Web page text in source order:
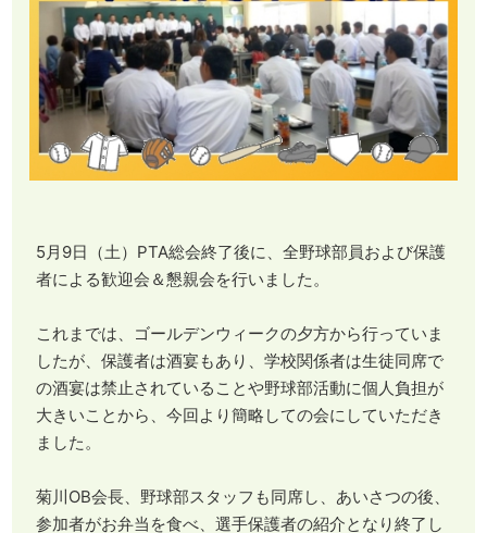
5月9日（土）PTA総会終了後に、全野球部員および保護
者による歓迎会＆懇親会を行いました。
これまでは、ゴールデンウィークの夕方から行っていま
したが、保護者は酒宴もあり、学校関係者は生徒同席で
の酒宴は禁止されていることや野球部活動に個人負担が
大きいことから、今回より簡略しての会にしていただき
ました。
菊川OB会長、野球部スタッフも同席し、あいさつの後、
参加者がお弁当を食べ、選手保護者の紹介となり終了し